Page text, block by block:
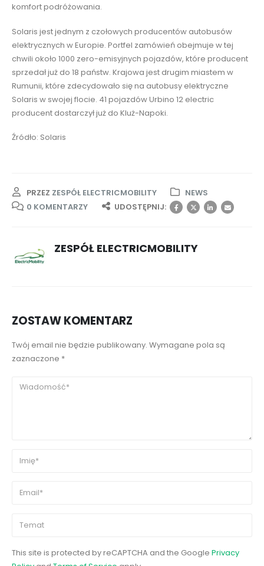
komfort podróżowania.
Solaris jest jednym z czołowych producentów autobusów
elektrycznych w Europie. Portfel zamówień obejmuje w tej
chwili około 1000 zero-emisyjnych pojazdów, które producent
sprzedał już do 18 państw. Krajowa jest drugim miastem w
Rumunii, które zdecydowało się na autobusy elektryczne
Solaris w swojej flocie. 41 pojazdów Urbino 12 electric
producent dostarczył już do Kluż-Napoki.
Źródło: Solaris
PRZEZ ZESPÓŁ ELECTRICMOBILITY
NEWS
0 KOMENTARZY
UDOSTĘPNIJ:
ZESPÓŁ ELECTRICMOBILITY
ZOSTAW KOMENTARZ
Twój email nie będzie publikowany. Wymagane pola są
zaznaczone *
This site is protected by reCAPTCHA and the Google Privacy